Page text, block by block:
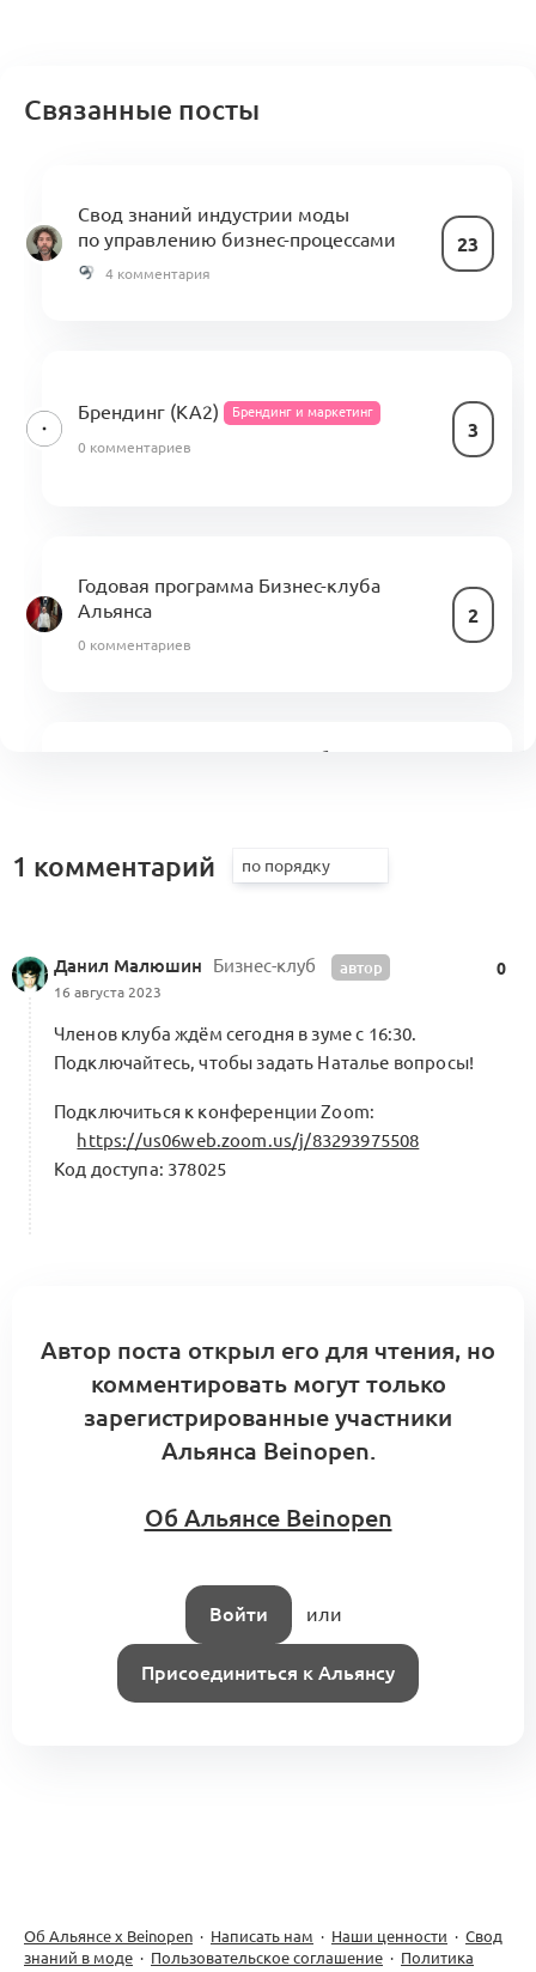
Связанные посты
Свод знаний индустрии моды
по управлению бизнес-процессами
23
4 комментария
Брендинг (КА2) Брендинг и маркетинг
3
0 комментариев
Годовая программа Бизнес-клуба
Альянса
2
0 комментариев
Стратегия медиапродукта бренда
Кооперационные контуры и модульные
сборки
Меморандум о кооперации 5 комментариев
1 комментарий
Данил Малюшин Бизнес-клуб автор
16 августа 2023
0
Членов клуба ждём сегодня в зуме с 16:30.
Подключайтесь, чтобы задать Наталье вопросы!
Подключиться к конференции Zoom:
https://us06web.zoom.us/j/83293975508
Код доступа: 378025
Автор поста открыл его для чтения, но
комментировать могут только
зарегистрированные участники
Альянса Beinopen.
Об Альянсе Beinopen
Войти или
Присоединиться к Альянсу
Об Альянсе х Beinopen · Написать нам · Наши ценности · Свод
знаний в моде · Пользовательское соглашение · Политика